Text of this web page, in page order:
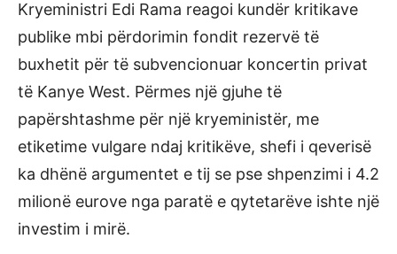
Kryeministri Edi Rama reagoi kundër kritikave
publike mbi përdorimin fondit rezervë të
buxhetit për të subvencionuar koncertin privat
të Kanye West. Përmes një gjuhe të
papërshtashme për një kryeministër, me
etiketime vulgare ndaj kritikëve, shefi i qeverisë
ka dhënë argumentet e tij se pse shpenzimi i 4.2
milionë eurove nga paratë e qytetarëve ishte një
investim i mirë.